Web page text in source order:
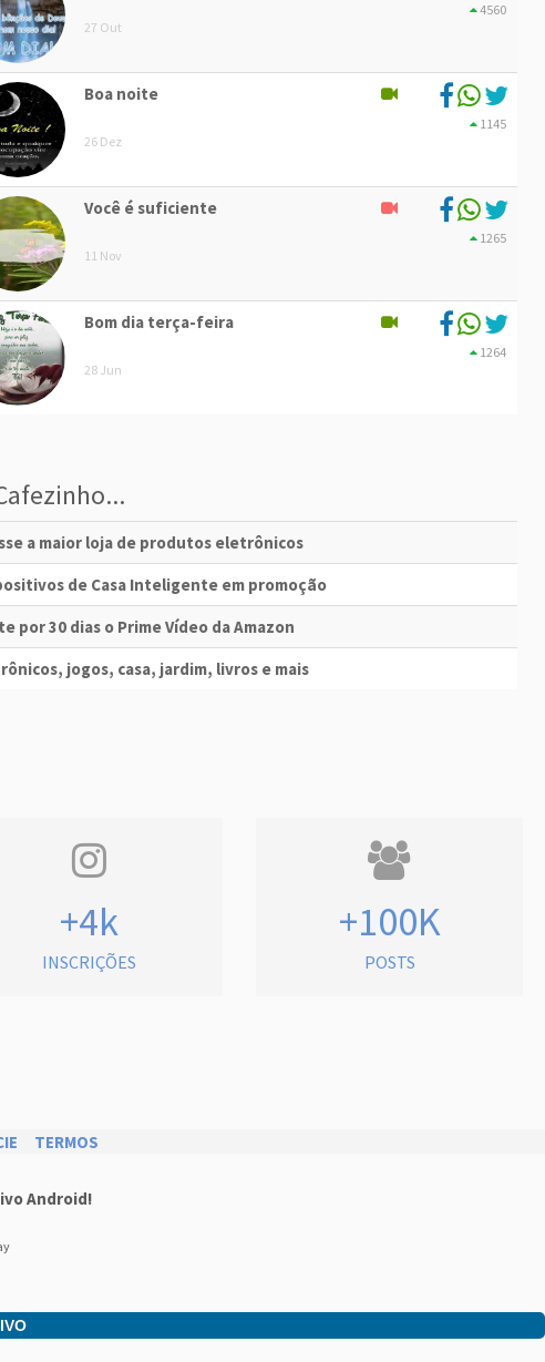
27 Out
4560
Boa noite
26 Dez
1145
Você é suficiente
11 Nov
1265
Bom dia terça-feira
28 Jun
1264
a maior loja de produtos eletrônicos
de Casa Inteligente em promoção
por 30 dias o Prime Vídeo da Amazon
jogos, casa, jardim, livros e mais
+4k
INSCRIÇÕES
+100K
POSTS
TERMOS
Android!